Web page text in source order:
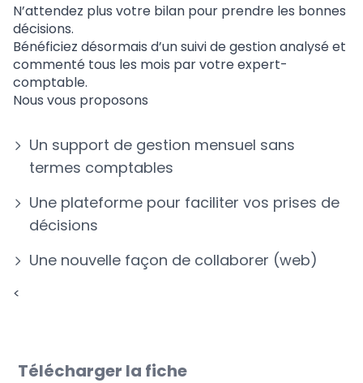
N’attendez plus votre bilan pour prendre les bonnes
décisions.
Bénéficiez désormais d’un suivi de gestion analysé et
commenté tous les mois par votre expert-
comptable.
Nous vous proposons
Un support de gestion mensuel sans
termes comptables
Une plateforme pour faciliter vos prises de
décisions
Une nouvelle façon de collaborer (web)
<
Télécharger la fiche